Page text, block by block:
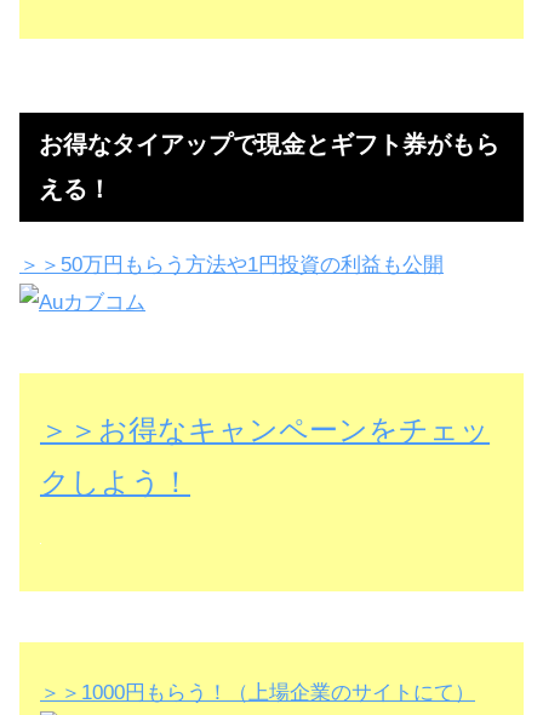
お得なタイアップで現金とギフト券がもら
える！
＞＞50万円もらう方法や1円投資の利益も公開
＞＞お得なキャンペーンをチェッ
クしよう！
＞＞1000円もらう！（上場企業のサイトにて）